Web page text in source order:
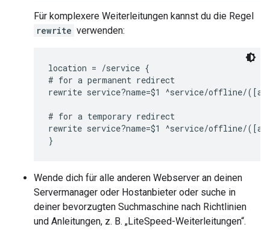
Für komplexere Weiterleitungen kannst du die Regel
rewrite verwenden:
location = /service {
# for a permanent redirect
rewrite service?name=$1 ^service/offline/([a-
# for a temporary redirect
rewrite service?name=$1 ^service/offline/
}
Wende dich für alle anderen Webserver an deinen
Servermanager oder Hostanbieter oder suche in
deiner bevorzugten Suchmaschine nach Richtlinien
und Anleitungen, z. B. „LiteSpeed-Weiterleitungen“.